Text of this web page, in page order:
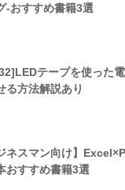
-おすすめ書籍3選
テープを使った
る方法解説あり
ネスマン向け】
おすすめ書籍3選